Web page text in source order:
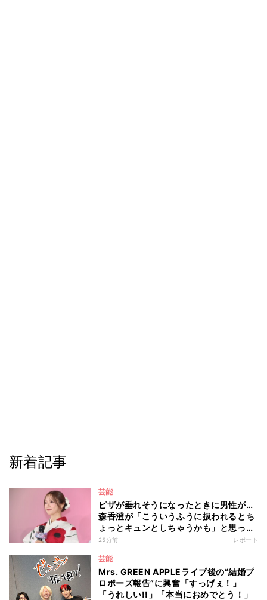
新着記事
芸能
ピザが垂れそうになったときに男性が…
森香澄が「こういうふうに扱われるとち
ょっとキュンとしちゃうかも」と思った
出来事を語る
25分前 レポート
芸能
Mrs. GREEN APPLEライブ後の“結婚プ
ロポーズ報告”に興奮「すっげぇ！」
「うれしい!!」「本当におめでとう！」